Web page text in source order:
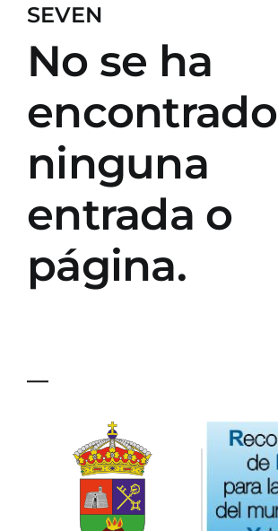
TURISMO
CONTACTO
SEVEN
No se ha
encontrado
ninguna
entrada o
página.
—